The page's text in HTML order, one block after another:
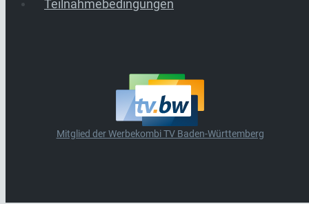
Teilnahmebedingungen
Mitglied der Werbekombi TV Baden-Württemberg